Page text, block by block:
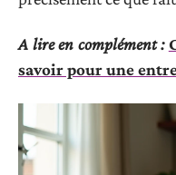
A lire en complément :
savoir pour une